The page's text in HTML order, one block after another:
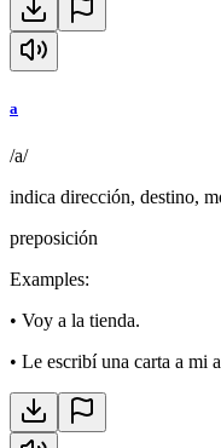
a
/a/
indica dirección, destino,
preposición
Examples:
• Voy a la tienda.
• Le escribí una carta a mi